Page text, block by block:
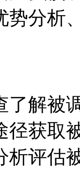
分析
解被
获取
评估